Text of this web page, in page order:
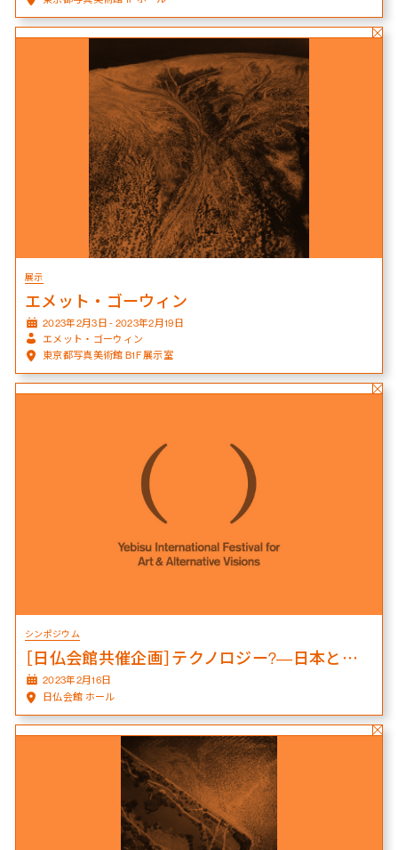
展示
エメット・ゴーウィン
2023年2月3日 - 2023年2月19日
エメット・ゴーウィン
東京都写真美術館 B1F 展示室
シンポジウム
［日仏会館共催企画］テクノロジー?―日本とフランスのメディア・アート
2023年2月16日
日仏会館 ホール